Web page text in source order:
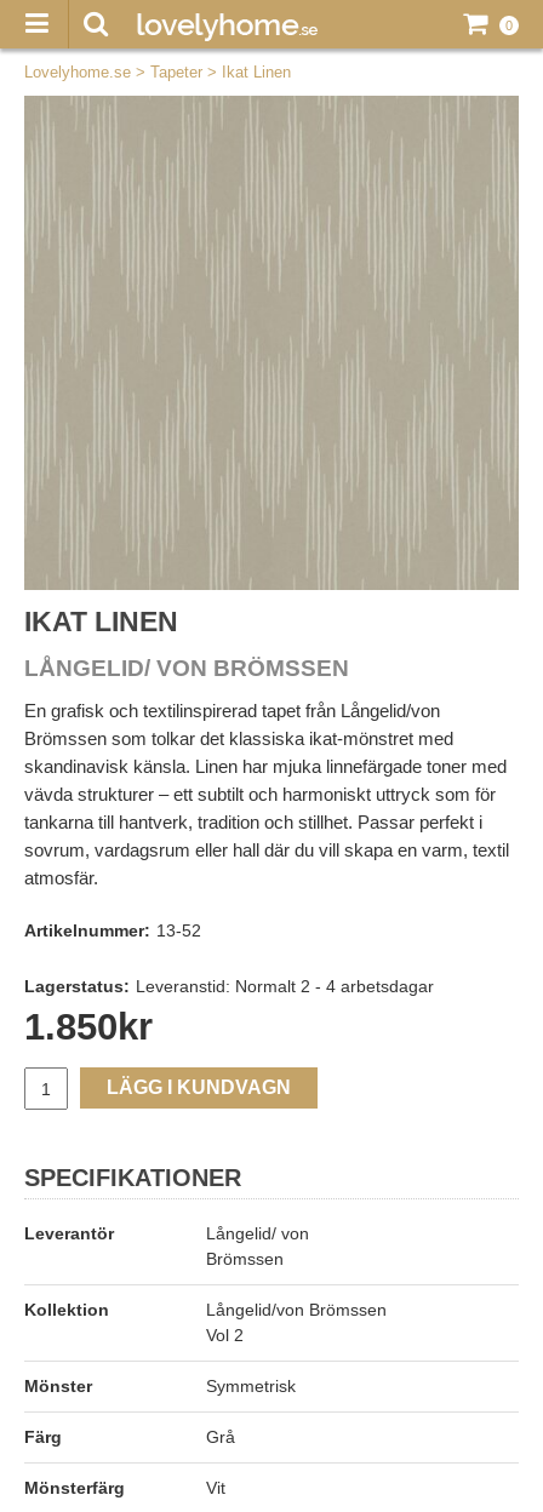
0
Lovelyhome.se > Tapeter > Ikat Linen
IKAT LINEN
LÅNGELID/ VON BRÖMSSEN
En grafisk och textilinspirerad tapet från Långelid/von
Brömssen som tolkar det klassiska ikat-mönstret med
skandinavisk känsla. Linen har mjuka linnefärgade toner med
vävda strukturer – ett subtilt och harmoniskt uttryck som för
tankarna till hantverk, tradition och stillhet. Passar perfekt i
sovrum, vardagsrum eller hall där du vill skapa en varm, textil
atmosfär.
Artikelnummer: 13-52
Lagerstatus: Leveranstid: Normalt 2 - 4 arbetsdagar
1.850 kr
LÄGG I KUNDVAGN
SPECIFIKATIONER
Leverantör
Långelid/ von
Brömssen
Kollektion
Långelid/von Brömssen
Vol 2
Mönster Symmetrisk
Färg Grå
Mönsterfärg Vit